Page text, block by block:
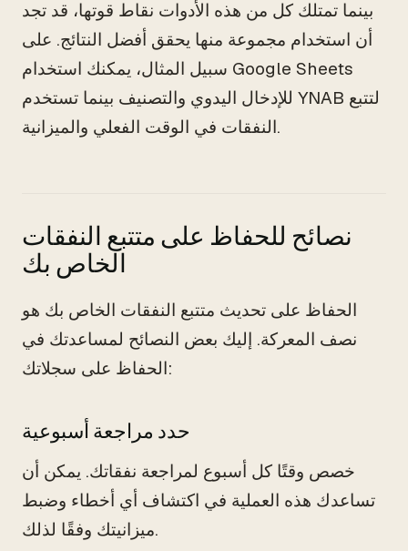
بينما تمتلك كل من هذه الأدوات نقاط قوتها، قد تجد
أن استخدام مجموعة منها يحقق أفضل النتائج. على
سبيل المثال، يمكنك استخدام Google Sheets
للإدخال اليدوي والتصنيف بينما تستخدم YNAB لتتبع
النفقات في الوقت الفعلي والميزانية.
نصائح للحفاظ على متتبع النفقات
الخاص بك
الحفاظ على تحديث متتبع النفقات الخاص بك هو
نصف المعركة. إليك بعض النصائح لمساعدتك في
الحفاظ على سجلاتك:
حدد مراجعة أسبوعية
خصص وقتًا كل أسبوع لمراجعة نفقاتك. يمكن أن
تساعدك هذه العملية في اكتشاف أي أخطاء وضبط
ميزانيتك وفقًا لذلك.